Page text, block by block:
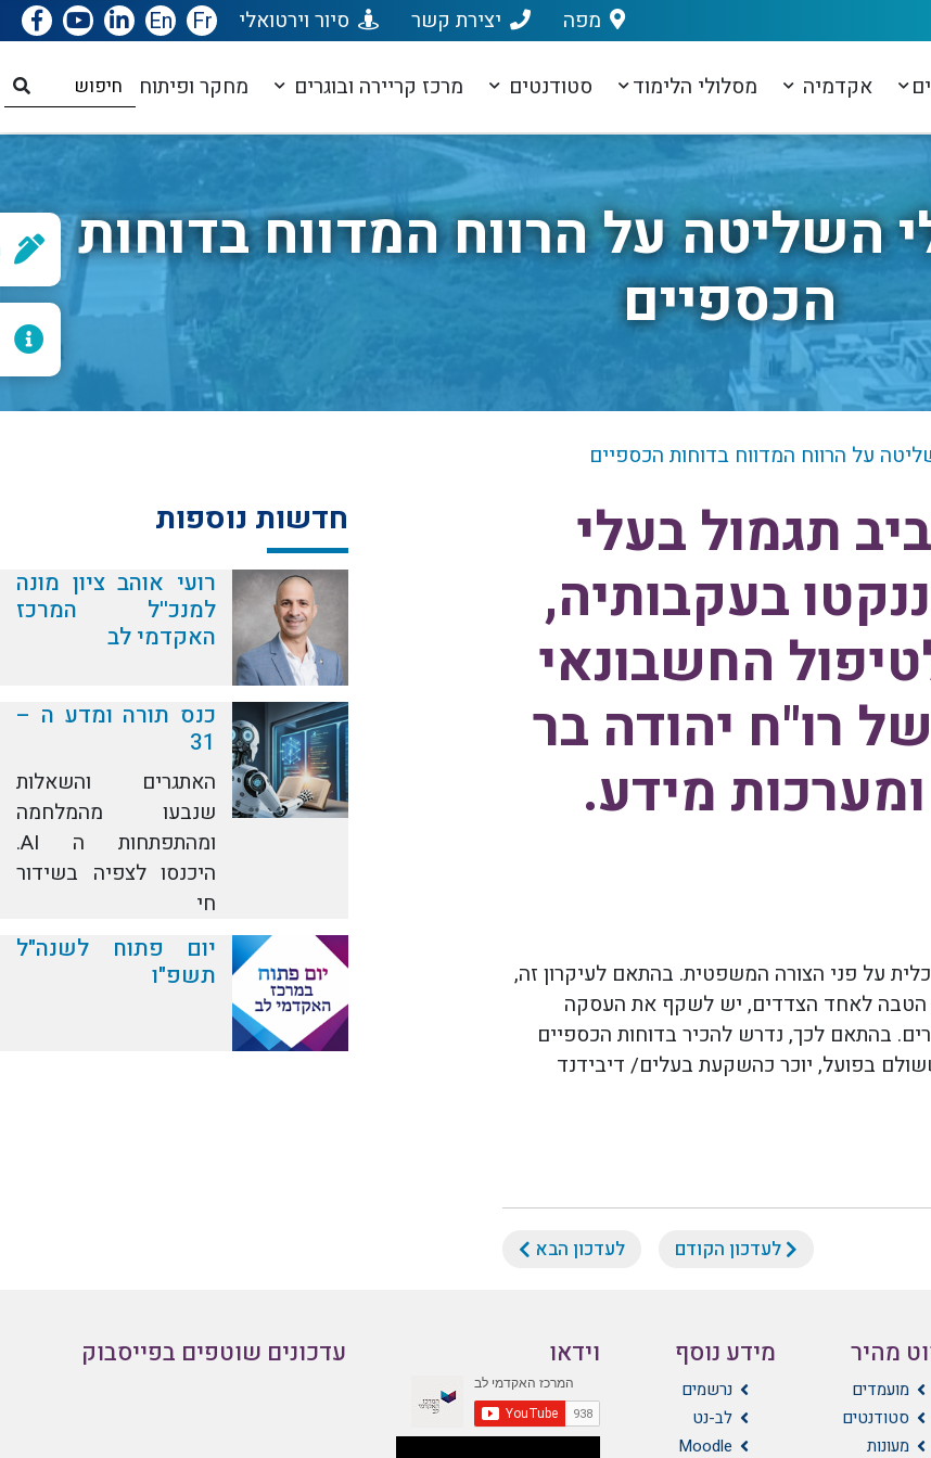
מפה יצירת קשר סיור וירטואלי Fr
En
אקדמיה מסלולי הלימוד סטודנטים מרכז קריירה ובוגרים מחקר ופיתוח
על הרווח המדווח בדוחות
הכספיים
על הרווח המדווח בדוחות הכספיים
תגמול בעלי
בעקבותיה,
החשבונאי
רו"ח יהודה בר
מידע.
על פני הצורה המשפטית. בהתאם לעיקרון זה,
הטבה לאחד הצדדים, יש לשקף את העסקה
בהתאם לכך, נדרש להכיר בדוחות הכספיים
בפועל, יוכר כהשקעת בעלים/ דיבידנד
לעדכון הקודם לעדכון הבא
חדשות נוספות
רועי אוהב ציון מונה
למנכ''ל המרכז
האקדמי לב
כנס תורה ומדע ה –
31
האתגרים והשאלות
שנבעו מהמלחמה
ומהתפתחות ה AI.
היכנסו לצפיה בשידור
חי
יום פתוח לשנה"ל
תשפ"ו
מהיר
מועמדים
סטודנטים
מעונות
מידע נוסף
נרשמים
לב-נט
Moodle
וידאו עדכונים שוטפים בפייסבוק